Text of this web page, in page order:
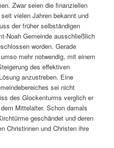
Zwar seien die finanziellen
vielen Jahren bekannt und
der früher selbständigen
Noah Gemeinde ausschließlich
worden. Gerade
mehr notwendig, mit einem
des effektiven
anzustreben. Eine
sei nicht
des Glockenturms verglich er
Mittelalter. Schon damals
geschändet und deren
Christinnen und Christen ihre